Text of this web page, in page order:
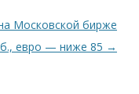
Московской бирже
евро — ниже 85 →